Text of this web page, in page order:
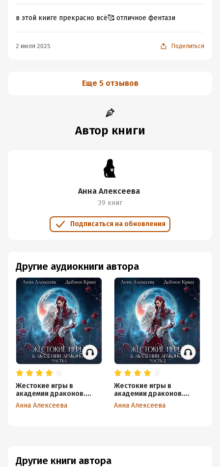
в этой книге прекрасно всё🥰 отличное фентази
2 июля 2025 Поделиться
Еще 5 отзывов
Автор книги
Анна Алексеева
39 книг
Подписаться на обновления
Другие книги автора
Другие аудиокниги автора
Жестокие игры в
академии драконов.
Часть 1
Анна Алексеева
Жестокие игры в
академии драконов.
Часть 2
Анна Алексеева